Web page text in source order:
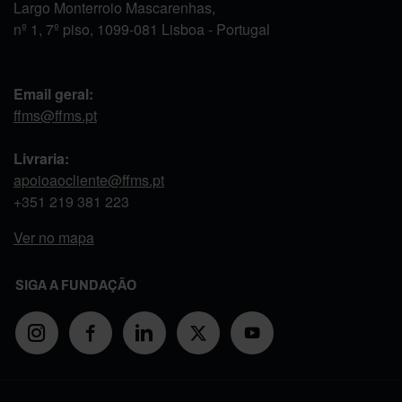
Largo Monterroio Mascarenhas,
nº 1, 7º piso, 1099-081 Lisboa - Portugal
Email geral:
ffms@ffms.pt
Livraria:
apoioaocliente@ffms.pt
+351 219 381 223
Ver no mapa
SIGA A FUNDAÇÃO